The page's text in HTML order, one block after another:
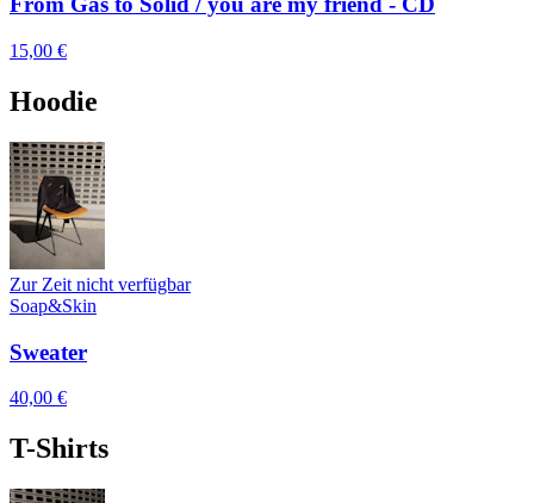
15,00 €
Hoodie
Zur Zeit nicht verfügbar
Soap&Skin
Sweater
40,00 €
T-Shirts